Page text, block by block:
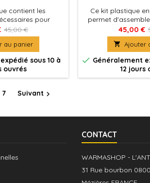
contient les
pour
Reapers. Ces
discrimination
à de
une mince forme
45,00 €
au panier
sous 10 à
ouvrés
Ce kit plastique
permet
figurines sont
ronds
45,00 €
 Ajouter
 Généralement
12 jours
7 Suivant 
CONTACT
WARMASHOP -
31 Rue bourbon